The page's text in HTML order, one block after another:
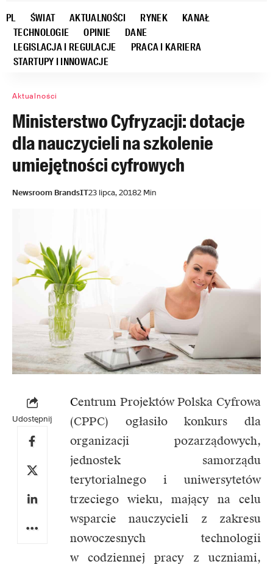
PL ŚWIAT AKTUALNOŚCI RYNEK
KANAŁ
TECHNOLOGIE
OPINIE
DANE
LEGISLACJA I REGULACJE
PRACA I KARIERA
STARTUPY I INNOWACJE
Aktualności
Ministerstwo Cyfryzacji: dotacje
dla nauczycieli na szkolenie
umiejętności cyfrowych
Newsroom BrandsIT23 lipca, 20182 Min
Udostępnij
Centrum Projektów Polska Cyfrowa
(CPPC) ogłasiło konkurs dla
organizacji pozarządowych,
jednostek samorządu
terytorialnego i uniwersytetów
trzeciego wieku, mający na celu
wsparcie nauczycieli z zakresu
nowoczesnych technologii
w codziennej pracy z uczniami,